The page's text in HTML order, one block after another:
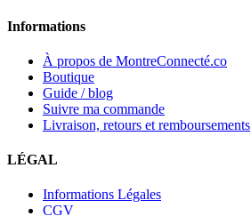
Informations
À propos de MontreConnecté.co
Boutique
Guide / blog
Suivre ma commande
Livraison, retours et remboursements
LÉGAL
Informations Légales
CGV